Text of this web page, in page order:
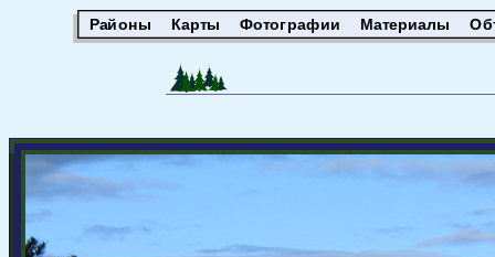
Районы Карты Фотографии Материалы